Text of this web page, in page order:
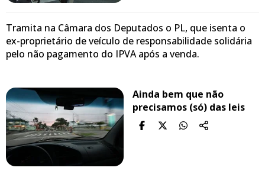
Tramita na Câmara dos Deputados o PL, que isenta o
ex-proprietário de veículo de responsabilidade solidária
pelo não pagamento do IPVA após a venda.
Ainda bem que não
precisamos (só) das leis